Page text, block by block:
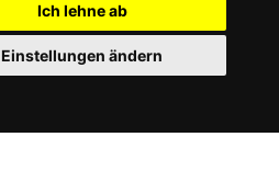
Ich lehne ab
Einstellungen ändern